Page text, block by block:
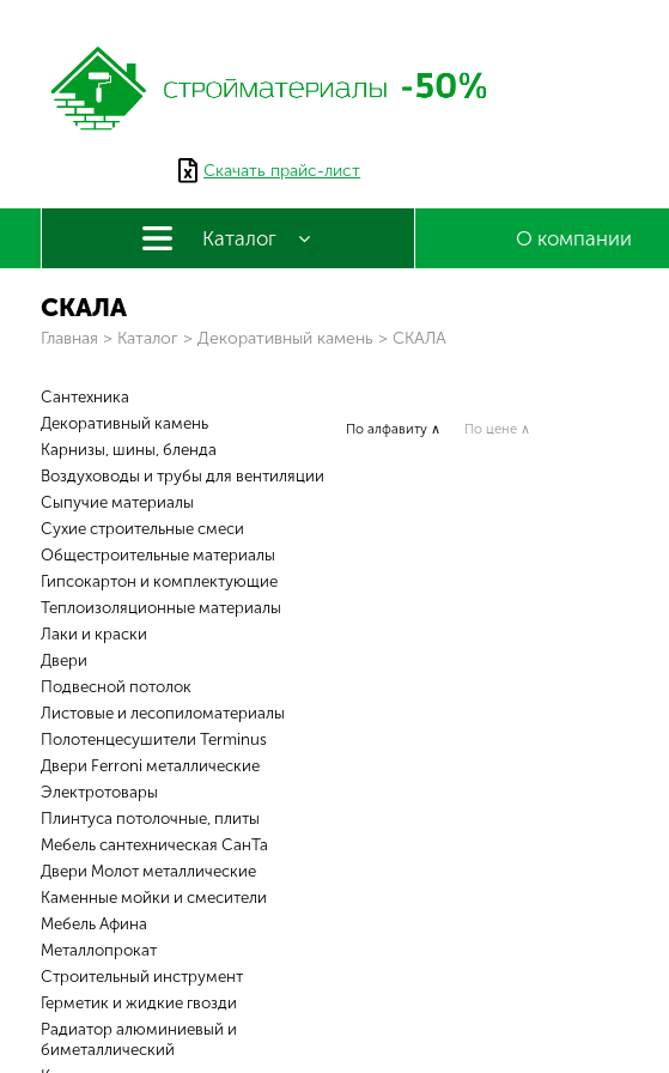
Скачать прайс-лист
Каталог О компании
СКАЛА
Вы здесь
Главная > Каталог > Декоративный камень > СКАЛА
Сантехника
Декоративный камень
Карнизы, шины, бленда
Воздуховоды и трубы для вентиляции
Сыпучие материалы
Сухие строительные смеси
Общестроительные материалы
Гипсокартон и комплектующие
Теплоизоляционные материалы
Лаки и краски
Двери
Подвесной потолок
Листовые и лесопиломатериалы
Полотенцесушители Terminus
Двери Ferroni металлические
Электротовары
Плинтуса потолочные, плиты
Мебель сантехническая СанТа
Двери Молот металлические
Каменные мойки и смесители
Мебель Афина
Металлопрокат
Строительный инструмент
Герметик и жидкие гвозди
Радиатор алюминиевый и
биметаллический
По алфавиту ∧ По цене ∧